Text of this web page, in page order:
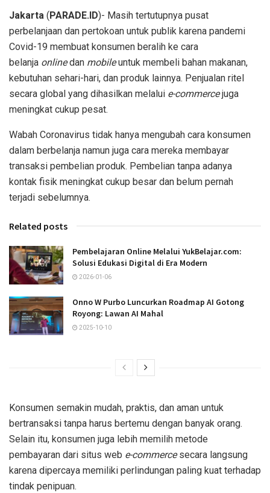
Jakarta (PARADE.ID)- Masih tertutupnya pusat
perbelanjaan dan pertokoan untuk publik karena pandemi
Covid-19 membuat konsumen beralih ke cara
belanja onlinedan mobileuntuk membeli bahan makanan,
kebutuhan sehari-hari, dan produk lainnya. Penjualan ritel
secara global yang dihasilkan melalui e-commercejuga
meningkat cukup pesat.
Wabah Coronavirus tidak hanya mengubah cara konsumen
dalam berbelanja namun juga cara mereka membayar
transaksi pembelian produk. Pembelian tanpa adanya
kontak fisik meningkat cukup besar dan belum pernah
terjadi sebelumnya.
Related posts
Pembelajaran Online Melalui YukBelajar.com:
Solusi Edukasi Digital di Era Modern
2026-01-06
Onno W Purbo Luncurkan Roadmap AI Gotong
Royong: Lawan AI Mahal
2025-10-10
Konsumen semakin mudah, praktis, dan aman untuk
bertransaksi tanpa harus bertemu dengan banyak orang.
Selain itu, konsumen juga lebih memilih metode
pembayaran dari situs web e-commercesecara langsung
karena dipercaya memiliki perlindungan paling kuat terhadap
tindak penipuan.